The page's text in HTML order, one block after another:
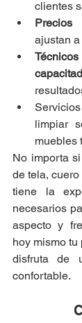
clientes
Precios
ajustan
limpiar
muebles
No importa
de tela,
tiene la
necesarios
aspecto y
hoy mismo
disfruta de
confortable.